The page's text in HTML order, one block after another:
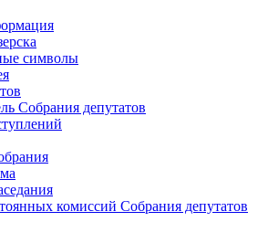
символы
Собрания депутатов
комиссий Собрания депутатов